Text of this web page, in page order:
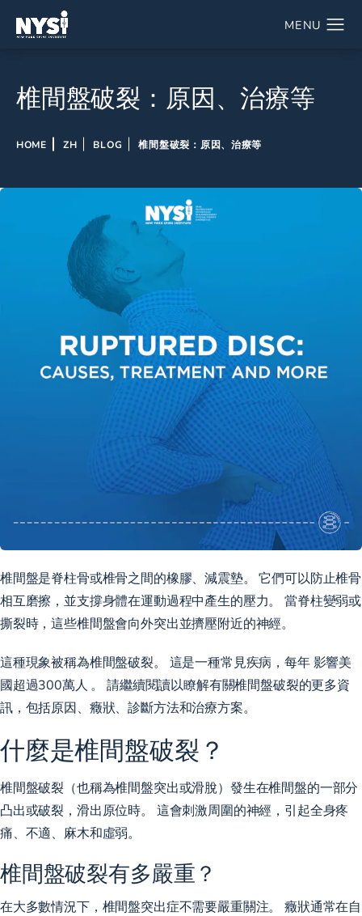
椎間盤破裂：原因、治療等
HOME ZH BLOG 椎間盤破裂：原因、治療等
椎間盤是脊柱骨或椎骨之間的橡膠、減震墊。 它們可以防止椎骨
相互磨擦，並支撐身體在運動過程中產生的壓力。 當脊柱變弱或
撕裂時，這些椎間盤會向外突出並擠壓附近的神經。
這種現象被稱為椎間盤破裂。 這是一種常見疾病，每年影響美
國超過300萬人 。 請繼續閱讀以瞭解有關椎間盤破裂的更多資
訊，包括原因、癥狀、診斷方法和治療方案。
什麼是椎間盤破裂？
椎間盤破裂（也稱為椎間盤突出或滑脫）發生在椎間盤的一部分
凸出或破裂，滑出原位時。 這會刺激周圍的神經，引起全身疼
痛、不適、麻木和虛弱。
椎間盤破裂有多嚴重？
在大多數情況下，椎間盤突出症不需要嚴重關注。 癥狀通常在自